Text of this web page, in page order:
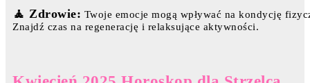
🧘 Zdrowie: Twoje emocje mogą wpływać na kondycję
Znajdź czas na regenerację i relaksujące aktywności.